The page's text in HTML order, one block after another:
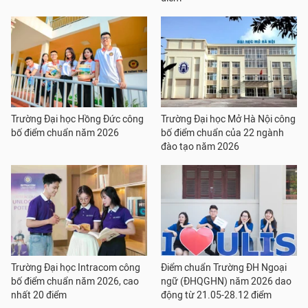
Trường Đại học Hồng Đức công
bố điểm chuẩn năm 2026
Trường Đại học Mở Hà Nội công
bố điểm chuẩn của 22 ngành
đào tạo năm 2026
Trường Đại học Intracom công
bố điểm chuẩn năm 2026, cao
nhất 20 điểm
Điểm chuẩn Trường ĐH Ngoại
ngữ (ĐHQGHN) năm 2026 dao
động từ 21.05-28.12 điểm